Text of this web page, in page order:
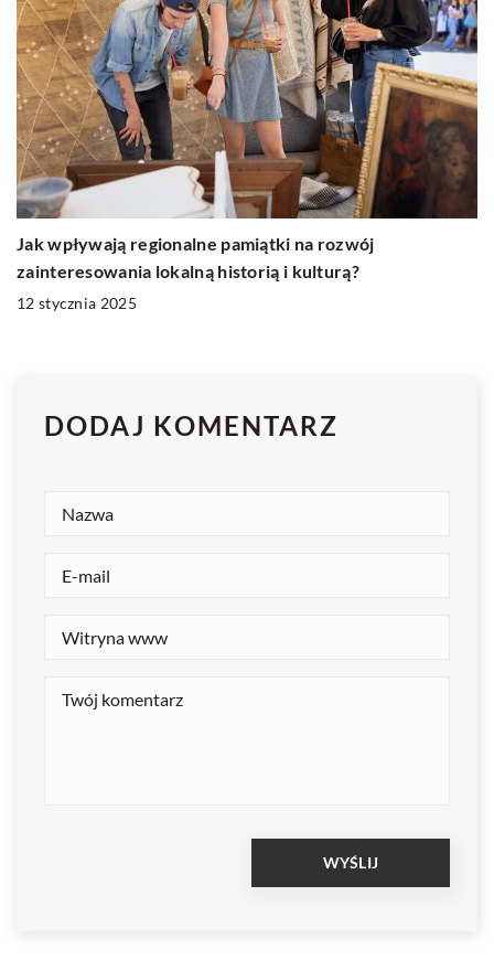
Jak wpływają regionalne pamiątki na rozwój
zainteresowania lokalną historią i kulturą?
12 stycznia 2025
DODAJ KOMENTARZ